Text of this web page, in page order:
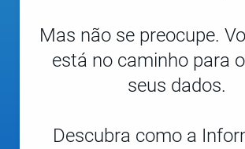
Mas não se preocupe.
está no caminho para
seus dados.
Descubra como a